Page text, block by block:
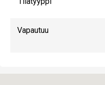
Vapautuu